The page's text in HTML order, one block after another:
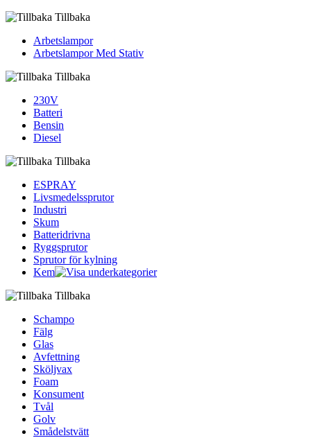
Tillbaka
Arbetslampor
Arbetslampor Med Stativ
Tillbaka
230V
Batteri
Bensin
Diesel
Tillbaka
ESPRAY
Livsmedelssprutor
Industri
Skum
Batteridrivna
Ryggsprutor
Sprutor för kylning
Kem
Tillbaka
Schampo
Fälg
Glas
Avfettning
Sköljvax
Foam
Konsument
Tvål
Golv
Smådelstvätt